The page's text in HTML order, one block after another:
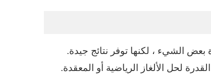
بعض الشيء ، لكنها توفر نتائج جيدة.
لحل الألغاز الرياضية أو المعقدة.